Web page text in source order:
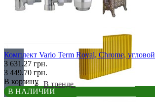
В тренде
Комплект Vario Term Royal, Chrome, угловой
3 631.27 грн.
3 449.70 грн.
В корзину
В НАЛИЧИИ